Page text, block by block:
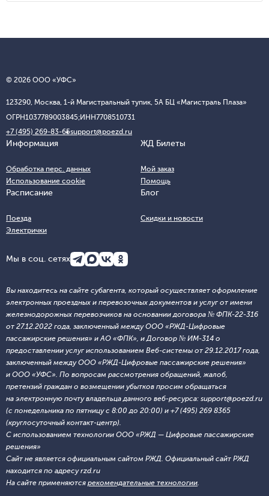
© 2026 ООО «УФС»
123290, Москва, 1-й Магистральный тупик, 5А БЦ «Магистраль Плаза»
ОГРН1037789003845;ИНН7708510731
+7 (495) 269-83-65support@poezd.ru
Информация
Обработка перс. данных
Использование cookie
ЖД Билеты
Мой заказ
Помощь
Расписание
Поезда
Электрички
Блог
Скидки и новости
Мы в соц. сетях
Вы находитесь на сайте субагента, который осуществляет оформление
электронных проездных и перевозочных документов и услуг от имени
железнодорожных перевозчиков на основании договора № ФПК-22-316
от 27.12.2022 года, заключенный между ООО «РЖД-Цифровые
пассажирские решения» и АО «ФПК», и Договор № ИМ-314 о
предоставлении услуг использованием Веб-системы от 29.12.2017 года,
заключенный между ООО «РЖД-Цифровые пассажирские решения»
и ООО «УФС». По вопросам рассмотрения обращений, жалоб,
претензий граждан о возмещении убытков просим обращаться
на электронную почту владельца данного веб-ресурса: support@poezd.ru
(с понедельника по пятницу с 8:00 до 20:00) и +7 (495) 269 8365
(круглосуточный контакт-центр).
С использованием технологии ООО «РЖД — Цифровые пассажирские
решения»
Сайт не является официальным сайтом РЖД. Официальный сайт РЖД
находится по адресу rzd.ru
На сайте применяются рекомендательные технологии.